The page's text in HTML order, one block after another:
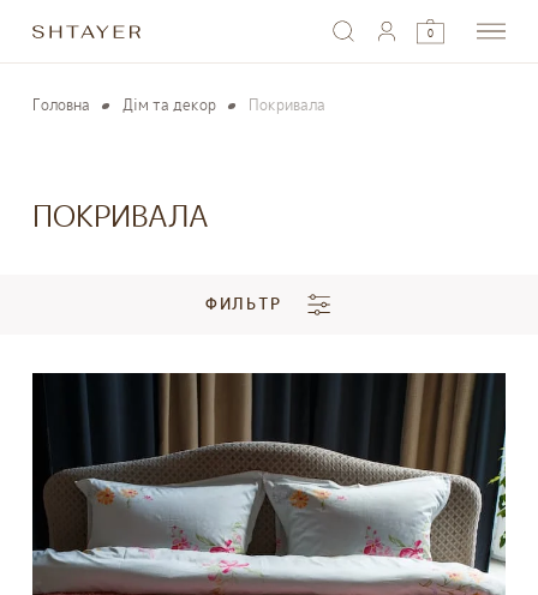
0
Головна Дім та декор Покривала
ПОКРИВАЛА
ФИЛЬТР